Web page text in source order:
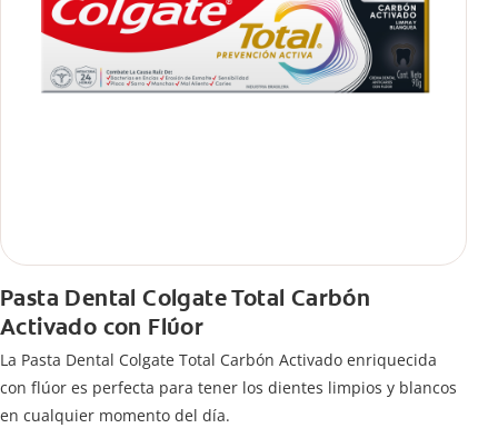
Pasta Dental Colgate Total Carbón
Activado con Flúor
La Pasta Dental Colgate Total Carbón Activado enriquecida
con flúor es perfecta para tener los dientes limpios y blancos
en cualquier momento del día.